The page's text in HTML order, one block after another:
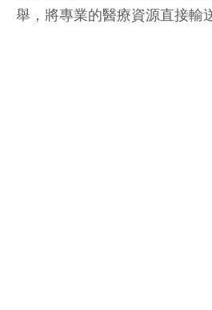
舉，將專業的醫療資源直接輸